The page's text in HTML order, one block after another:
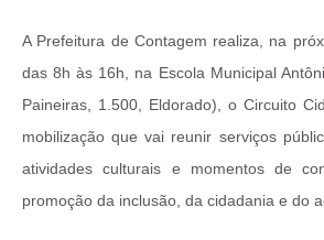
A Prefeitura de Contagem realiza, na
das 8h às 16h, na Escola Municipal
Paineiras, 1.500, Eldorado), o Circuito
mobilização que vai reunir serviços
atividades culturais e momentos de
promoção da inclusão, da cidadania e do